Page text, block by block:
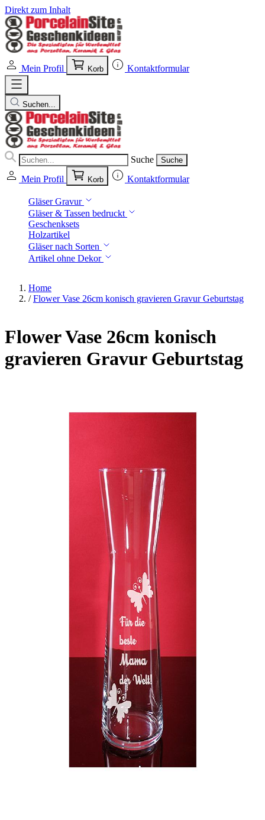
Direkt zum Inhalt
Mein Profil Korb Kontaktformular
Suchen...
Suche Suche
Mein Profil Korb Kontaktformular
Gläser Gravur
Gläser & Tassen bedruckt
Geschenksets
Holzartikel
Gläser nach Sorten
Artikel ohne Dekor
Home
/ Flower Vase 26cm konisch gravieren Gravur Geburtstag
Flower Vase 26cm konisch
gravieren Gravur Geburtstag